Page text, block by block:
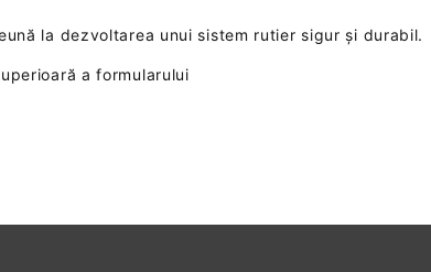
la dezvoltarea unui sistem rutier sigur și durabil.
a formularului